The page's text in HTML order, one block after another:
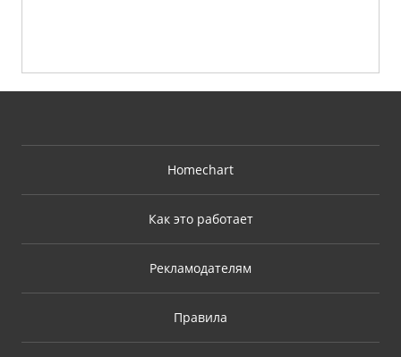
Homechart
Как это работает
Рекламодателям
Правила